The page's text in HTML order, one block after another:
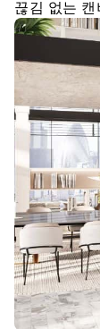
끊김 없는